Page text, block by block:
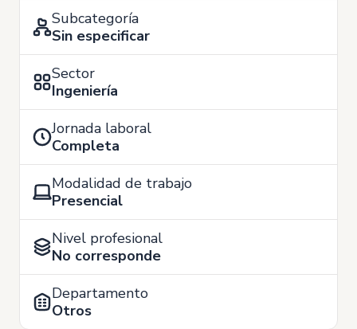
Subcategoría
Sin especificar
Sector
Ingeniería
Jornada laboral
Completa
Modalidad de trabajo
Presencial
Nivel profesional
No corresponde
Departamento
Otros